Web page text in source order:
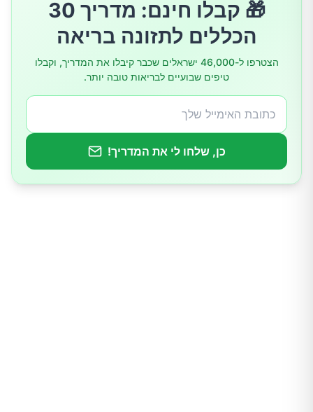
6.הורידו מהתפריט מזונות הגורמים לגירוי
השלפוחית
7.השתמשו בכריות חימום
🎁 קבלו חינם: מדריך 30
הכללים לתזונה בריאה
הצטרפו ל-46,000 ישראלים שכבר קיבלו את המדריך, וקבלו
טיפים שבועיים לבריאות טובה יותר.
כן, שלחו לי את המדריך!